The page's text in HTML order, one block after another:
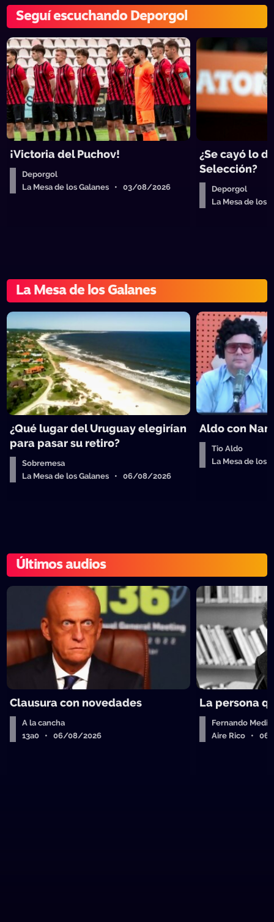
Seguí escuchando Deporgol
¡Victoria del Puchov!
Deporgol
La Mesa de los Galanes • 03/08/2026
¿Se cayó lo
Selección?
Deporgol
La Mesa de los
La Mesa de los Galanes
¿Qué lugar del Uruguay elegirían
para pasar su retiro?
Sobremesa
La Mesa de los Galanes • 06/08/2026
Aldo con
Tio Aldo
La Mesa de
Últimos audios
Clausura con novedades
A la cancha
13a0 • 06/08/2026
La persona
Fernando
Aire Rico •